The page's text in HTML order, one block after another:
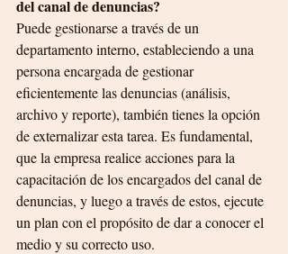
del canal de denuncias?
Puede gestionarse a través de un
departamento interno, estableciendo a una
persona encargada de gestionar
eficientemente las denuncias (análisis,
archivo y reporte), también tienes la opción
de externalizar esta tarea. Es fundamental,
que la empresa realice acciones para la
capacitación de los encargados del canal de
denuncias, y luego a través de estos, ejecute
un plan con el propósito de dar a conocer el
medio y su correcto uso.